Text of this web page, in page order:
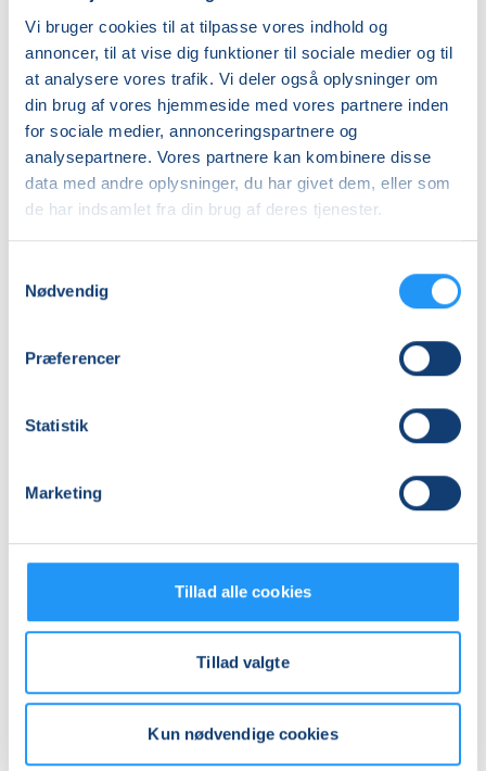
Vi bruger cookies til at tilpasse vores indhold og
annoncer, til at vise dig funktioner til sociale medier og til
at analysere vores trafik. Vi deler også oplysninger om
din brug af vores hjemmeside med vores partnere inden
for sociale medier, annonceringspartnere og
analysepartnere. Vores partnere kan kombinere disse
data med andre oplysninger, du har givet dem, eller som
de har indsamlet fra din brug af deres tjenester.
Nødvendig
Præferencer
Statistik
Marketing
Tillad alle cookies
Tillad valgte
Kun nødvendige cookies
mandag 23.11.2026, kl. 17.00 - 18.30
Antal mødegange
13mødegange
Adresse
Borgerhuset i Rudkøbing, Ahlefeldtsgade 13, 5900,
Rudkøbing(Lokale C, 1. sal)
Praktiske oplysninger
Relaterede hold